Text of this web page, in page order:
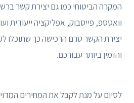
המקרה הביטוחי כמו גם יצירת קשר
וואטספ, פייסבוק, אפליקציה ייעודית
יצירת הקשר טרם הרכישה כך שתוכלו
והזמין ביותר עבורכם.
לסיום על מנת לקבל את המחירים